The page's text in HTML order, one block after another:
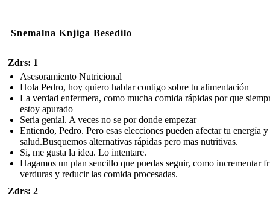
Snemalna Knjiga Besedilo
Zdrs: 1
Asesoramiento Nutricional
Hola Pedro, hoy quiero hablar contigo sobre tu alimentación
La verdad enfermera, como mucha comida rápidas por que
estoy apurado
Seria genial. A veces no se por donde empezar
Entiendo, Pedro. Pero esas elecciones pueden afectar tu energía y
salud.Busquemos alternativas rápidas pero mas nutritivas.
Si, me gusta la idea. Lo intentare.
Hagamos un plan sencillo que puedas seguir, como incrementar
verduras y reducir las comida procesadas.
Zdrs: 2